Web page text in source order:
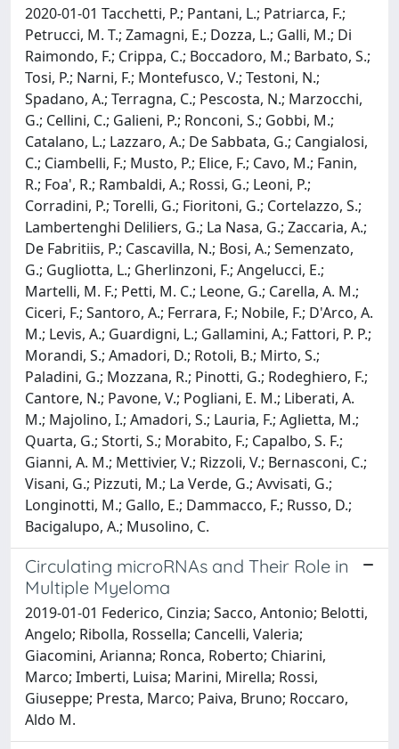
2020-01-01 Tacchetti, P.; Pantani, L.; Patriarca, F.;
Petrucci, M. T.; Zamagni, E.; Dozza, L.; Galli, M.; Di
Raimondo, F.; Crippa, C.; Boccadoro, M.; Barbato, S.;
Tosi, P.; Narni, F.; Montefusco, V.; Testoni, N.;
Spadano, A.; Terragna, C.; Pescosta, N.; Marzocchi,
G.; Cellini, C.; Galieni, P.; Ronconi, S.; Gobbi, M.;
Catalano, L.; Lazzaro, A.; De Sabbata, G.; Cangialosi,
C.; Ciambelli, F.; Musto, P.; Elice, F.; Cavo, M.; Fanin,
R.; Foa', R.; Rambaldi, A.; Rossi, G.; Leoni, P.;
Corradini, P.; Torelli, G.; Fioritoni, G.; Cortelazzo, S.;
Lambertenghi Deliliers, G.; La Nasa, G.; Zaccaria, A.;
De Fabritiis, P.; Cascavilla, N.; Bosi, A.; Semenzato,
G.; Gugliotta, L.; Gherlinzoni, F.; Angelucci, E.;
Martelli, M. F.; Petti, M. C.; Leone, G.; Carella, A. M.;
Ciceri, F.; Santoro, A.; Ferrara, F.; Nobile, F.; D'Arco, A.
M.; Levis, A.; Guardigni, L.; Gallamini, A.; Fattori, P. P.;
Morandi, S.; Amadori, D.; Rotoli, B.; Mirto, S.;
Paladini, G.; Mozzana, R.; Pinotti, G.; Rodeghiero, F.;
Cantore, N.; Pavone, V.; Pogliani, E. M.; Liberati, A.
M.; Majolino, I.; Amadori, S.; Lauria, F.; Aglietta, M.;
Quarta, G.; Storti, S.; Morabito, F.; Capalbo, S. F.;
Gianni, A. M.; Mettivier, V.; Rizzoli, V.; Bernasconi, C.;
Visani, G.; Pizzuti, M.; La Verde, G.; Avvisati, G.;
Longinotti, M.; Gallo, E.; Dammacco, F.; Russo, D.;
Bacigalupo, A.; Musolino, C.
Circulating microRNAs and Their Role in
Multiple Myeloma
2019-01-01 Federico, Cinzia; Sacco, Antonio; Belotti,
Angelo; Ribolla, Rossella; Cancelli, Valeria;
Giacomini, Arianna; Ronca, Roberto; Chiarini,
Marco; Imberti, Luisa; Marini, Mirella; Rossi,
Giuseppe; Presta, Marco; Paiva, Bruno; Roccaro,
Aldo M.